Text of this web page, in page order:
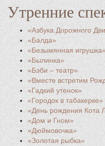
Утренние
«Азбука Дорожного
«Балда»
«Безымянная
«Былинка»
«Бэби – театр»
«Вместе встретим
«Гадкий утенок»
«Городок в табакерке»
«День рождения Кота
«Дом и Гном»
«Дюймовочка»
«Золотая рыбка»